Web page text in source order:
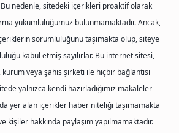
nedenle, sitedeki içerikleri proaktif olarak
yükümlülüğümüz bulunmamaktadır. Ancak,
sorumluluğunu taşımakta olup, siteye
kabul etmiş sayılırlar. Bu internet sitesi,
veya şahıs şirketi ile hiçbir bağlantısı
yalnızca kendi hazırladığımız makaleler
yer alan içerikler haber niteliği taşımamakta
kişiler hakkında paylaşım yapılmamaktadır.